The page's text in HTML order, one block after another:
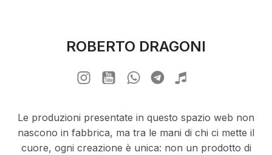
ROBERTO DRAGONI
Le produzioni presentate in questo spazio web non
nascono in fabbrica, ma tra le mani di chi ci mette il
cuore, ogni creazione è unica: non un prodotto di